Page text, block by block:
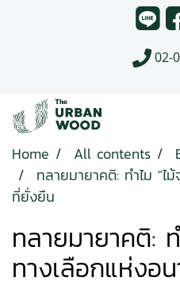
02-
Home All contents
ทลายมายาคติ: ทำไม "ไ
ที่ยั่งยืน
ทลายมายาคติ:
ทางเลือกแห่งอ